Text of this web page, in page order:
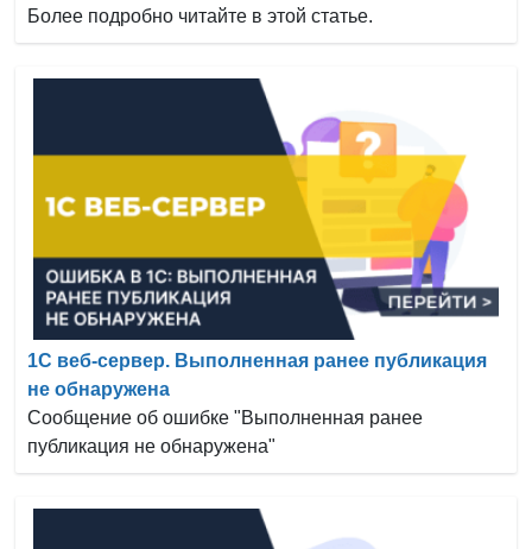
Более подробно читайте в этой статье.
1С веб-сервер. Выполненная ранее публикация
не обнаружена
Сообщение об ошибке "Выполненная ранее
публикация не обнаружена"